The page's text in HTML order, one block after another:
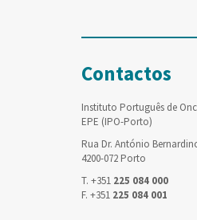
Contactos
Instituto Português de
EPE (IPO-Porto)
Rua Dr. António
4200-072 Porto
T. +351 225 084 000
F. +351 225 084 001